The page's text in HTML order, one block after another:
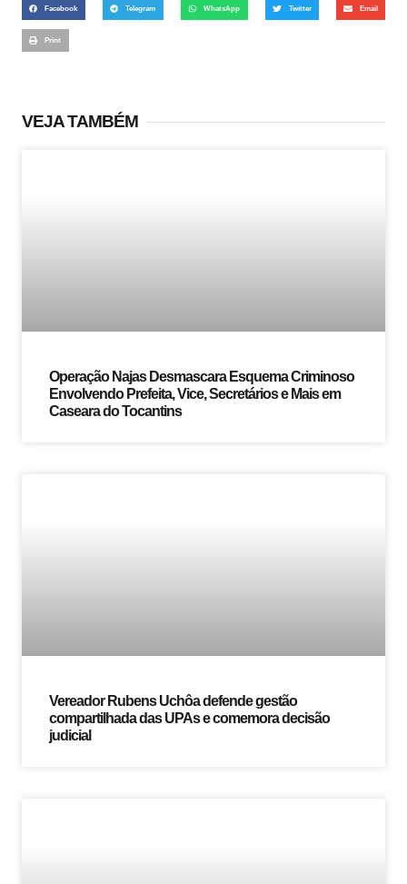
Facebook Telegram WhatsApp Twitter Email
Print
VEJA TAMBÉM
Operação Najas Desmascara Esquema Criminoso
Envolvendo Prefeita, Vice, Secretários e Mais em
Caseara do Tocantins
Vereador Rubens Uchôa defende gestão
compartilhada das UPAs e comemora decisão
judicial